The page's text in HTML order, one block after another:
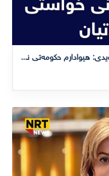
شاسوار عەبدولواحید بۆ عەلی زەیدی: هیوادارم حکومەتی نوێ سەرکەوتوو بێت لە بەدیهێنانی خواستی هاوڵاتیان